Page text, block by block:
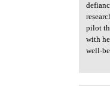
pilot
with
well-